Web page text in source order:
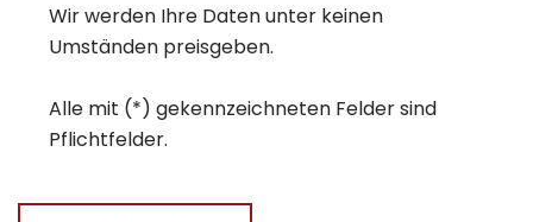
Wir werden Ihre Daten unter keinen
Umständen preisgeben.
Alle mit (*) gekennzeichneten Felder sind
Pflichtfelder.